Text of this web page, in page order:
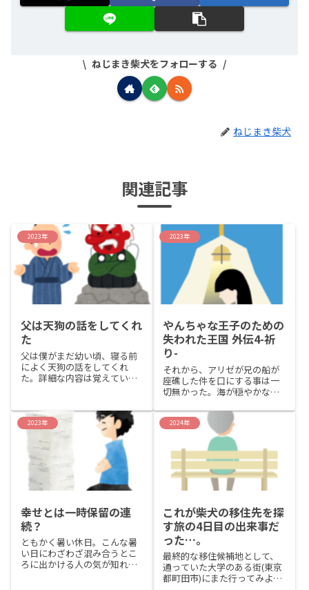
ねじまき柴犬をフォローする
ねじまき柴犬
関連記事
2023年
父は天狗の話をしてくれ
た
父は僕がまだ幼い頃、寝る前
によく天狗の話をしてくれ
た。詳細な内容は覚えていな
いってしまう話だった。当時
は僕はまだ3歳くらいだったの
で、おそらく最古の記憶の一
つになる。
2023年
やんちゃな王子のための
失われた王国 外伝4-祈
り-
それから、アリゼが兄の船が
座礁した件を口にする事は一
切無かった。海が穏やかな日
畑仕事に黙々と精を出し何事
もなかったかのように日々を
過ごした。アイニにもお話を
読んで聞かせたり、散歩に連
れて行ったりしていつも通り
面倒も...
2023年
幸せとは一時保留の連
続？
ともかく暑い休日。こんな暑
い日にわざわざ混み合うとこ
ろに出かける人の気が知れな
2024年
これが柴犬の移住先を探
す旅の4日目の出来事だ
った…。
最終的な移住候補地として、
通っていた大学のある街(東京
都町田市)にまた行ってみよう